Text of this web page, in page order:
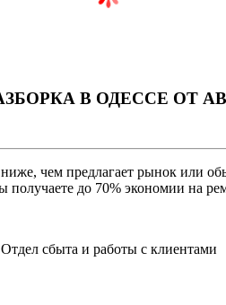
В ОДЕССЕ ОТ
чем предлагает рынок или
получаете до 70% экономии на
Отдел сбыта и работы с клиентами